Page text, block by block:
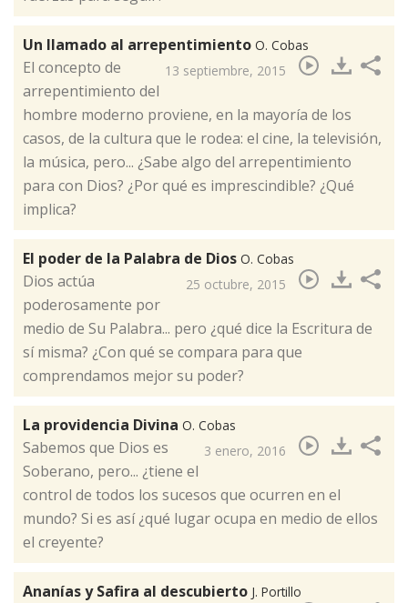
Un llamado al arrepentimiento O. Cobas
13 septiembre, 2015
​El concepto de
arrepentimiento del
hombre moderno proviene, en la mayoría de los
casos, de la cultura que le rodea: el cine, la televisión,
la música, pero... ¿Sabe algo del arrepentimiento
para con Dios? ¿Por qué es imprescindible? ¿Qué
implica?
El poder de la Palabra de Dios O. Cobas
25 octubre, 2015
​Dios actúa
poderosamente por
medio de Su Palabra... pero ¿qué dice la Escritura de
sí misma? ¿Con qué se compara para que
comprendamos mejor su poder?
La providencia Divina O. Cobas
3 enero, 2016
​Sabemos que Dios es
Soberano, pero... ¿tiene el
control de todos los sucesos que ocurren en el
mundo? Si es así ¿qué lugar ocupa en medio de ellos
el creyente?
Ananías y Safira al descubierto J. Portillo